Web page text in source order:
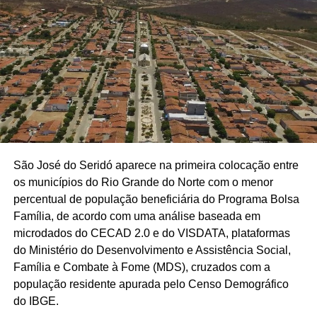
São José do Seridó aparece na primeira colocação entre
os municípios do Rio Grande do Norte com o menor
percentual de população beneficiária do Programa Bolsa
Família, de acordo com uma análise baseada em
microdados do CECAD 2.0 e do VISDATA, plataformas
do Ministério do Desenvolvimento e Assistência Social,
Família e Combate à Fome (MDS), cruzados com a
população residente apurada pelo Censo Demográfico
do IBGE.